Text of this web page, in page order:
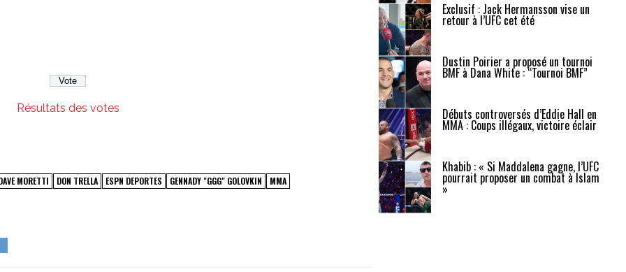
Résultats des votes
MORETTI DON TRELLA ESPN DEPORTES GENNADY "GGG" GOLOVKIN MMA
Exclusif : Jack Hermansson vise un
retour à l’UFC cet été
Dustin Poirier a proposé un tournoi
BMF à Dana White : “Tournoi BMF”
Débuts controversés d’Eddie Hall en
MMA : Coups illégaux, victoire éclair
Khabib : « Si Maddalena gagne, l’UFC
pourrait proposer un combat à Islam
»